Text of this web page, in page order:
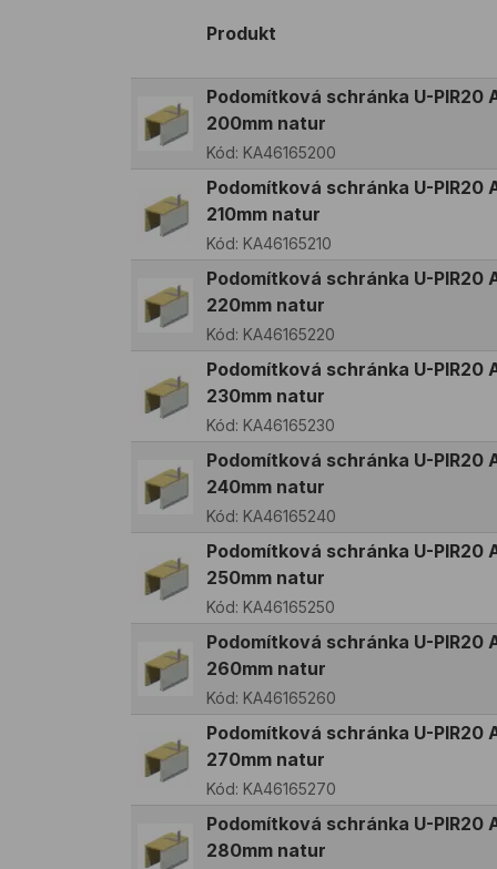
Produkt
Podomítková schránka U-PIR20
200mm natur
Kód: KA46165200
Podomítková schránka U-PIR20
210mm natur
Kód: KA46165210
Podomítková schránka U-PIR20
220mm natur
Kód: KA46165220
Podomítková schránka U-PIR20
230mm natur
Kód: KA46165230
Podomítková schránka U-PIR20
240mm natur
Kód: KA46165240
Podomítková schránka U-PIR20
250mm natur
Kód: KA46165250
Podomítková schránka U-PIR20
260mm natur
Kód: KA46165260
Podomítková schránka U-PIR20
270mm natur
Kód: KA46165270
Podomítková schránka U-PIR20
280mm natur